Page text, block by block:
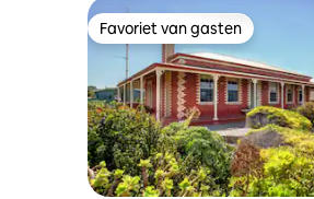
Favoriet van gasten
Favoriet van gasten